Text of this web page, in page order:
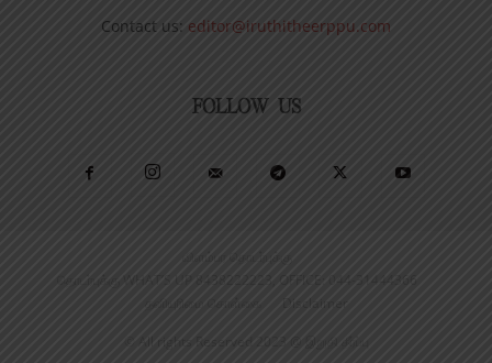
Contact us: editor@iruthitheerppu.com
FOLLOW US